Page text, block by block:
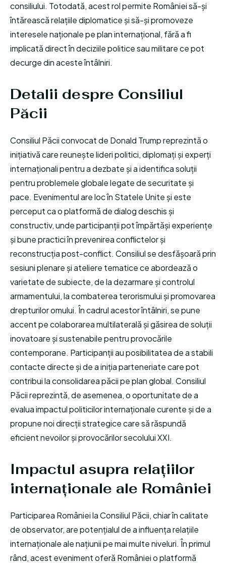
consiliului. Totodată, acest rol permite României să-și
întărească relațiile diplomatice și să-și promoveze
interesele naționale pe plan internațional, fără a fi
implicată direct în deciziile politice sau militare ce pot
decurge din aceste întâlniri.
Detalii despre Consiliul
Păcii
Consiliul Păcii convocat de Donald Trump reprezintă o
inițiativă care reunește lideri politici, diplomați și experți
internaționali pentru a dezbate și a identifica soluții
pentru problemele globale legate de securitate și
pace. Evenimentul are loc în Statele Unite și este
perceput ca o platformă de dialog deschis și
constructiv, unde participanții pot împărtăși experiențe
și bune practici în prevenirea conflictelor și
reconstrucția post-conflict. Consiliul se desfășoară prin
sesiuni plenare și ateliere tematice ce abordează o
varietate de subiecte, de la dezarmare și controlul
armamentului, la combaterea terorismului și promovarea
drepturilor omului. În cadrul acestor întâlniri, se pune
accent pe colaborarea multilaterală și găsirea de soluții
inovatoare și sustenabile pentru provocările
contemporane. Participanții au posibilitatea de a stabili
contacte directe și de a iniția parteneriate care pot
contribui la consolidarea păcii pe plan global. Consiliul
Păcii reprezintă, de asemenea, o oportunitate de a
evalua impactul politicilor internaționale curente și de a
propune noi direcții strategice care să răspundă
eficient nevoilor și provocărilor secolului XXI.
Impactul asupra relațiilor
internaționale ale României
Participarea României la Consiliul Păcii, chiar în calitate
de observator, are potențialul de a influența relațiile
internaționale ale națiunii pe mai multe niveluri. În primul
rând, acest eveniment oferă României o platformă